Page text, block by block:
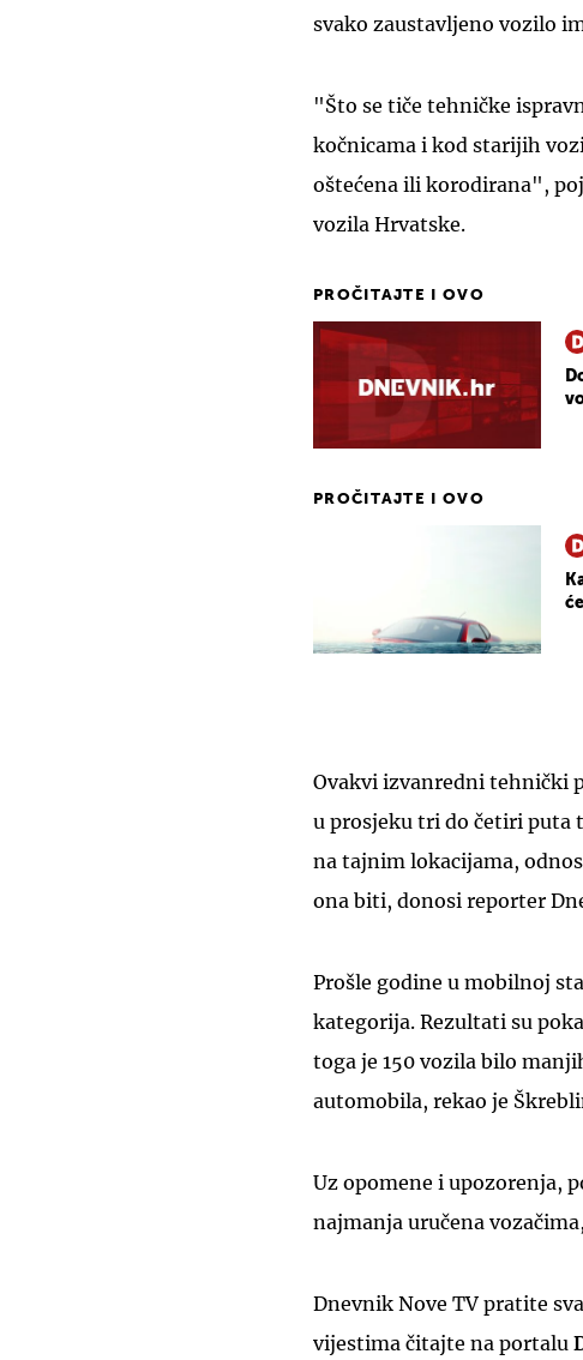
svako zaustavljeno vozilo
"Što se tiče tehničke
kočnicama i kod starijih
oštećena ili korodirana",
vozila Hrvatske.
PROČITAJTE I OVO
PROČITAJTE I OVO
Ovakvi izvanredni tehnički
u prosjeku tri do četiri puta
na tajnim lokacijama,
ona biti, donosi reporter
Prošle godine u mobilnoj
kategorija. Rezultati su
toga je 150 vozila bilo
automobila, rekao je
Uz opomene i upozorenja,
najmanja uručena
Dnevnik Nove TV pratite
vijestima čitajte na portalu